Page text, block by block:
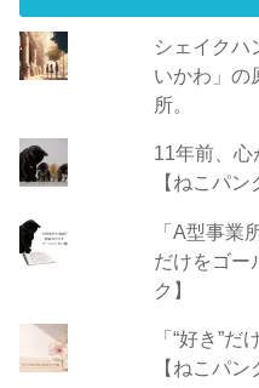
シェイクハ
いかわ」の
所。
11年前、
【ねこパン
「A型事業
だけをゴー
ク】
「“好き”
【ねこパン